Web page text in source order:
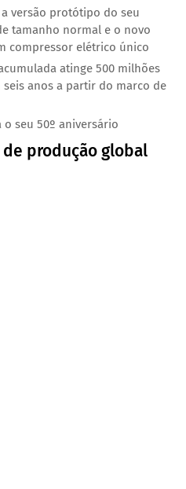
versão protótipo do seu
tamanho normal e o novo
compressor elétrico único
atinge 500 milhões
seis anos a partir do marco de
o seu 50º aniversário
de produção global